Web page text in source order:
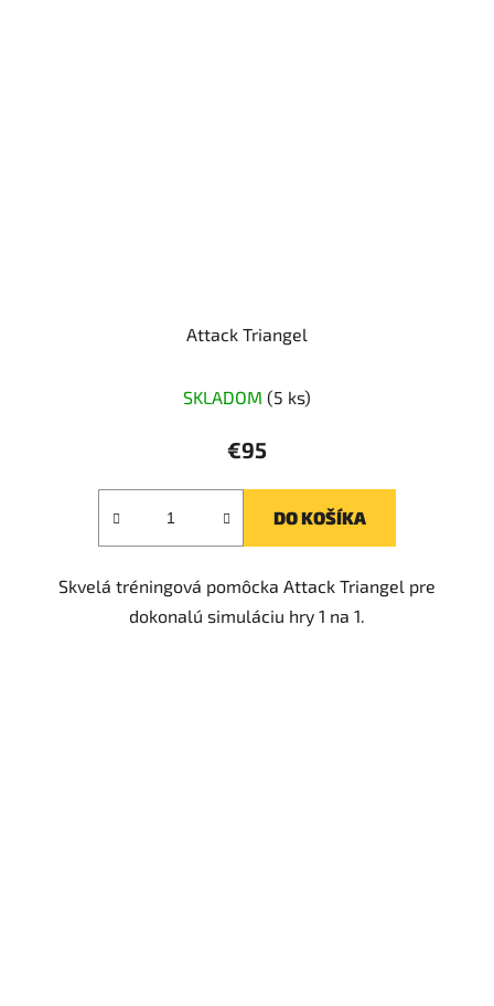
Attack Triangel
SKLADOM (5 ks)
€95
DO KOŠÍKA
Skvelá tréningová pomôcka Attack Triangel pre
dokonalú simuláciu hry 1 na 1.